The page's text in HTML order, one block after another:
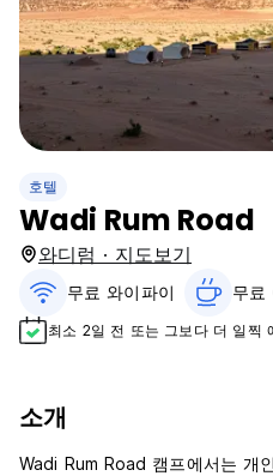
호텔
Wadi Rum Road
와디럼 · 지도보기
무료 와이파이 무료
최소 2일 전 또는 그보다 더 일찍
소개
Wadi Rum Road 캠프에서는 개